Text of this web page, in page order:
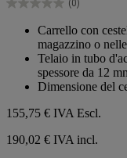
stelle.
(0)
0.0
Carrello con
magazzino o
Telaio in tubo
spessore da 12
Dimensione del
155,75 € IVA Escl.
190,02 € IVA incl.